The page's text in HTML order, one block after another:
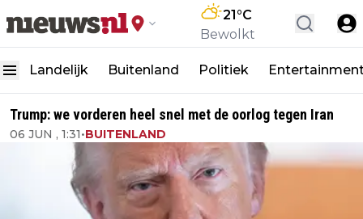
21°C
Bewolkt
Landelijk Buitenland Politiek
Trump: we vorderen heel snel met de oorlog tegen Iran
06 JUN , 1:31•BUITENLAND